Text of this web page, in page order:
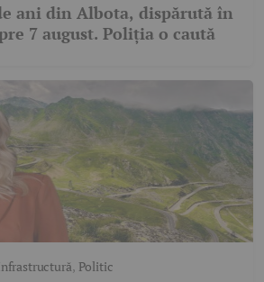
ani din Albota, dispărută în
7 august. Poliția o caută
, Politic